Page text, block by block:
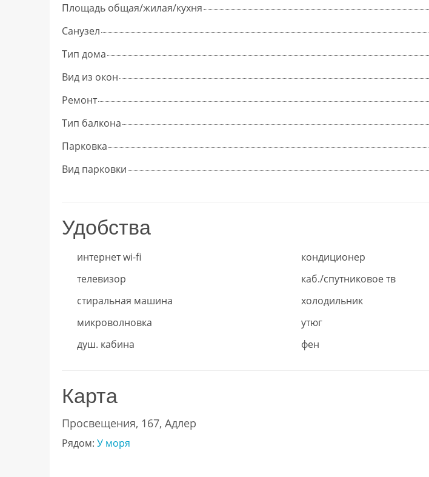
Площадь общая/жилая/кухня
Cанузел
Тип дома
Вид из окон
Ремонт
Тип балкона
Парковка
Вид парковки
Удобства
интернет wi-fi
кондиционер
телевизор
каб./спутниковое тв
стиральная машина
холодильник
микроволновка
утюг
душ. кабина
фен
Карта
Просвещения, 167, Адлер
Рядом: У моря